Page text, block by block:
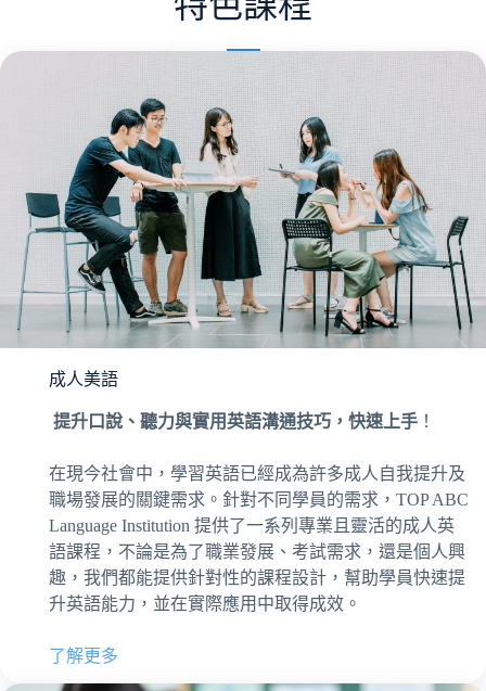
成人美語
提升口說、聽力與實用英語溝通技巧，快速上手 ！
在現今社會中，學習英語已經成為許多成人自我提升及
職場發展的關鍵需求。針對不同學員的需求，TOP ABC
Language Institution 提供了一系列專業且靈活的成人英
語課程，不論是為了職業發展、考試需求，還是個人興
趣，我們都能提供針對性的課程設計，幫助學員快速提
升英語能力，並在實際應用中取得成效。
了解更多